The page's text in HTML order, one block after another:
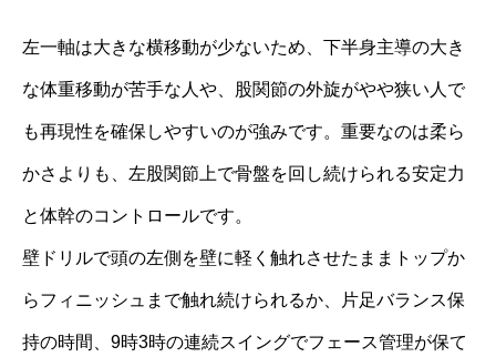
左一軸は大きな横移動が少ないため、下半身主導の大き
な体重移動が苦手な人や、股関節の外旋がやや狭い人で
も再現性を確保しやすいのが強みです。重要なのは柔ら
かさよりも、左股関節上で骨盤を回し続けられる安定力
と体幹のコントロールです。
壁ドリルで頭の左側を壁に軽く触れさせたままトップか
らフィニッシュまで触れ続けられるか、片足バランス保
持の時間、9時3時の連続スイングでフェース管理が保て